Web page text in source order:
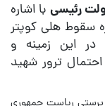
رئیسی با اشاره
سقوط هلی کوپتر
در این زمینه و
احتمال ترور شهید